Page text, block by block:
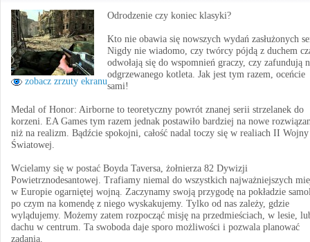
zobacz zrzuty ekranu
Odrodzenie czy koniec klasyki?
Kto nie obawia się nowszych wydań zasłużonych
Nigdy nie wiadomo, czy twórcy pójdą z duchem
odwołają się do wspomnień graczy, czy zafundują
odgrzewanego kotleta. Jak jest tym razem, oceńcie
sami!
Medal of Honor: Airborne to teoretyczny powrót znanej serii strzelanek do
korzeni. EA Games tym razem jednak postawiło bardziej na nowe
niż na realizm. Bądźcie spokojni, całość nadal toczy się w realiach II Wojny
Światowej.
Wcielamy się w postać Boyda Taversa, żołnierza 82 Dywizji
Powietrznodesantowej. Trafiamy niemal do wszystkich najważniejszych
w Europie ogarniętej wojną. Zaczynamy swoją przygodę na pokładzie
po czym na komendę z niego wyskakujemy. Tylko od nas zależy, gdzie
wylądujemy. Możemy zatem rozpocząć misję na przedmieściach, w lesie,
dachu w centrum. Ta swoboda daje sporo możliwości i pozwala planować
zadania.